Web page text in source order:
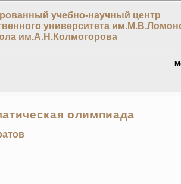
учебно-научный центр
университета
им.А.Н.Колмогорова
олимпиада